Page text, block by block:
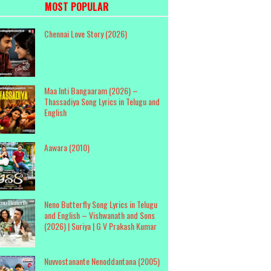
MOST POPULAR
Chennai Love Story (2026)
Maa Inti Bangaaram (2026) –
Thassadiya Song Lyrics in Telugu and
English
Aawara (2010)
Neno Butterfly Song Lyrics in Telugu
and English – Vishwanath and Sons
(2026) | Suriya | G V Prakash Kumar
Nuvvostanante Nenoddantana (2005)